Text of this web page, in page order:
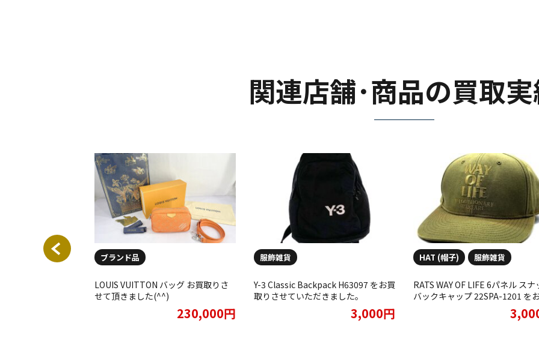
関連店舗･商品の買取
ブランド品
LOUIS VUITTON バッグ お買取りさ
せて頂きました(^^)
230,000円
服飾雑貨
Y-3 Classic Backpack H63097 をお買
取りさせていただきました。
3,000円
HAT (帽子) 服飾雑貨
RATS WAY OF LIFE 6パネル スナ
バックキャップ 22SPA-1201 を
取りさせていただきました。